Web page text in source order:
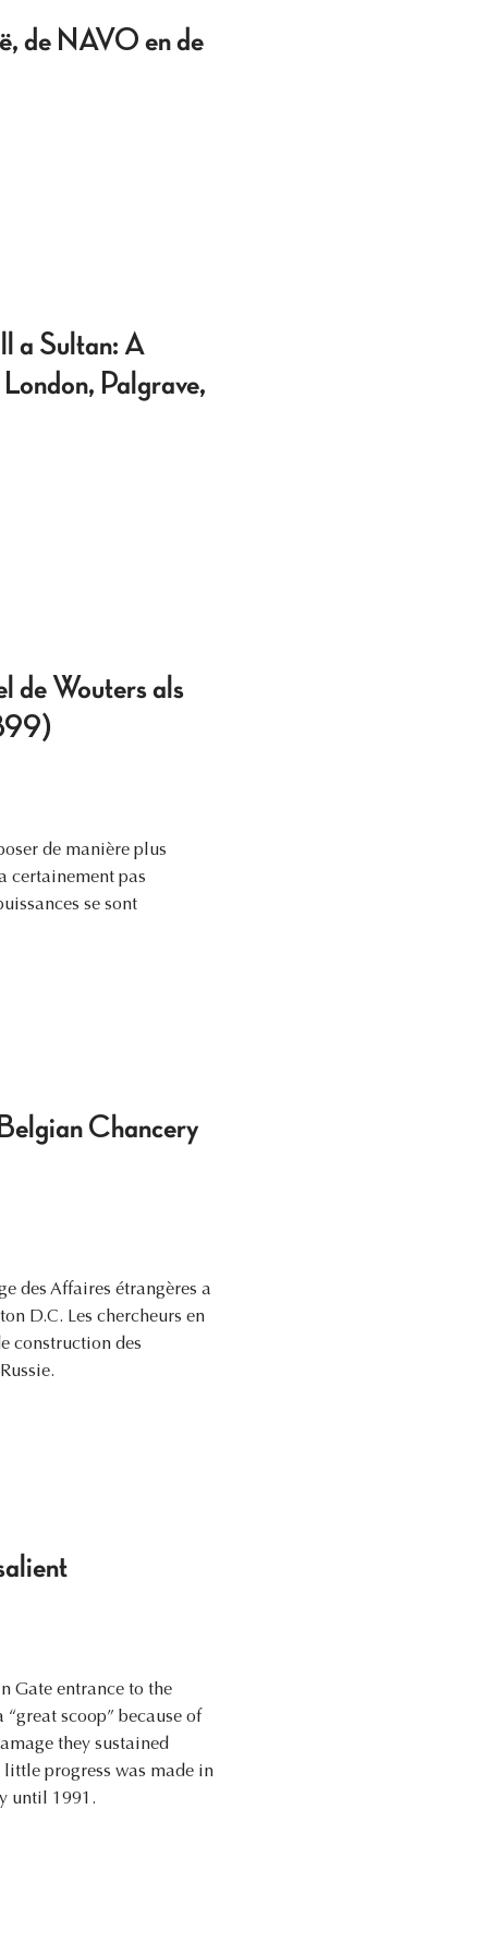
de NAVO en de
a Sultan: A
Palgrave,
de Wouters als
de manière plus
certainement pas
se sont
Chancery
des Affaires étrangères a
D.C. Les chercheurs en
construction des
Gate entrance to the
scoop” because of
they sustained
progress was made in
until 1991.